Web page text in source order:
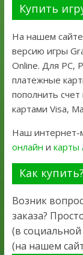
Купить
На нашем
версию игры
Online. Для PC,
платежные
пополнить
картами Visa,
Наш интернет-
онлайн и карты
Как купить?
Возник
заказа?
(в
(на нашем